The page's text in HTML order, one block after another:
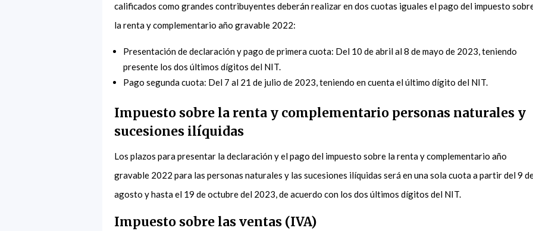
calificados como grandes contribuyentes deberán realizar en dos cuotas iguales el pago del impuesto
la renta y complementario año gravable 2022:
Presentación de declaración y pago de primera cuota: Del 10 de abril al 8 de mayo de 2023, teniendo
presente los dos últimos dígitos del NIT.
Pago segunda cuota: Del 7 al 21 de julio de 2023, teniendo en cuenta el último dígito del NIT.
Impuesto sobre la renta y complementario personas naturales y
sucesiones ilíquidas
Los plazos para presentar la declaración y el pago del impuesto sobre la renta y complementario año
gravable 2022 para las personas naturales y las sucesiones ilíquidas será en una sola cuota a partir del 9
agosto y hasta el 19 de octubre del 2023, de acuerdo con los dos últimos dígitos del NIT.
Impuesto sobre las ventas (IVA)